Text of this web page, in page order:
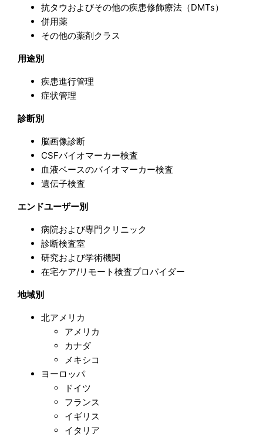
抗タウおよびその他の疾患修飾療法（DMTs）
併用薬
その他の薬剤クラス
用途別
疾患進行管理
症状管理
診断別
脳画像診断
CSFバイオマーカー検査
血液ベースのバイオマーカー検査
遺伝子検査
エンドユーザー別
病院および専門クリニック
診断検査室
研究および学術機関
在宅ケア/リモート検査プロバイダー
地域別
北アメリカ
アメリカ
カナダ
メキシコ
ヨーロッパ
ドイツ
フランス
イギリス
イタリア